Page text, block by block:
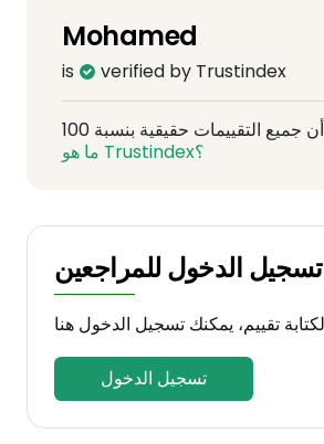
Mohamed
is verified by Trustindex
ما هو Trustindex؟
تسجيل الدخول للمراجعين
تسجيل الدخول